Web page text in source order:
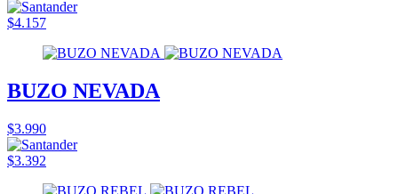
$4.157
BUZO NEVADA
$3.990
$3.392